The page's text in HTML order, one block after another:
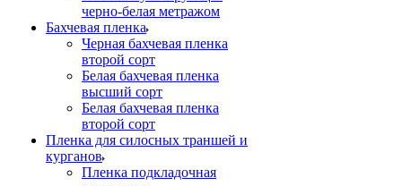
черно-белая метражом
Бахчевая пленка
Черная бахчевая пленка
второй сорт
Белая бахчевая пленка
высший сорт
Белая бахчевая пленка
второй сорт
Пленка для силосных траншей и
курганов
Пленка подкладочная